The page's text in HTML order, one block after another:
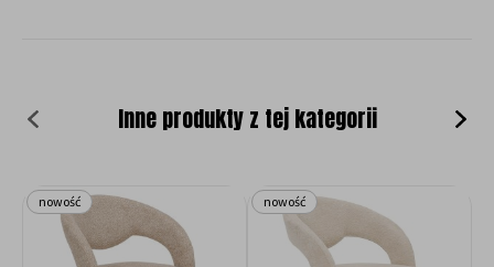
Inne produkty z tej kategorii
nowość nowość